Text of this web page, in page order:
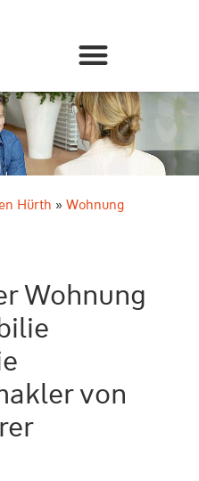
Hürth » Wohnung
Wohnung
von